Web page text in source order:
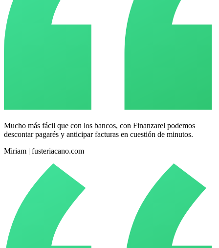
Mucho más fácil que con los bancos, con Finanzarel podemos
descontar pagarés y anticipar facturas en cuestión de minutos.
Miriam | fusteriacano.com